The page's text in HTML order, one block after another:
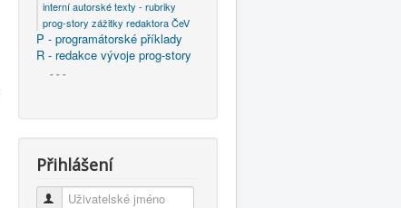
interní autorské texty - rubriky
prog-story zážitky redaktora ČeV
P - programátorské příklady
R - redakce vývoje prog-story
- - -
Přihlášení
Uživatelské jméno